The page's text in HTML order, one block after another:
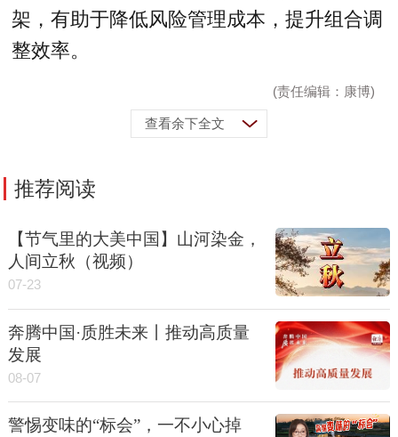
架，有助于降低风险管理成本，提升组合调
整效率。
(责任编辑：康博)
查看余下全文
推荐阅读
【节气里的大美中国】山河染金，
人间立秋（视频）
07-23
奔腾中国·质胜未来丨推动高质量
发展
08-07
警惕变味的“标会”，一不小心掉